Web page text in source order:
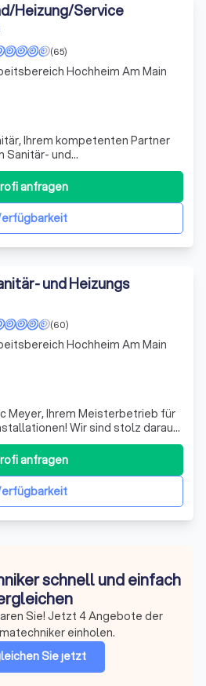
Heizung/Service
(65)
Ihrem kompetenten Partner
Sanitär- und
zeichnen uns durch unsere
unser engagiertes Team aus,
besten Lösungen für Ihre
zu finden. Ob es um di
anfragen
Hochheim Am Main
und Heizungs
(60)
Meyer, Ihrem Meisterbetrieb für
Wir sind stolz darauf,
Lösungen für Heizungs- und
die höchsten Ansprüchen an
werden. Ob Sie eine
eine
anfragen
Hochheim Am Main
schnell und einfach
Sie! Jetzt 4 Angebote der
einholen.
Sie jetzt